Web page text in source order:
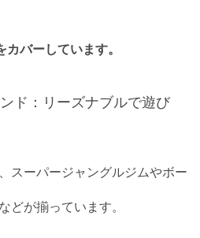
バーしています。
ド：リーズナブルで遊び
スーパージャングルジムやボー
どが揃っています。